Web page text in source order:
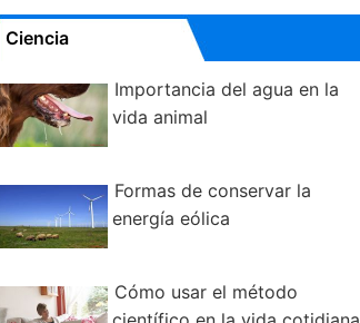
Ciencia
Importancia del agua en la
vida animal
Formas de conservar la
energía eólica
Cómo usar el método